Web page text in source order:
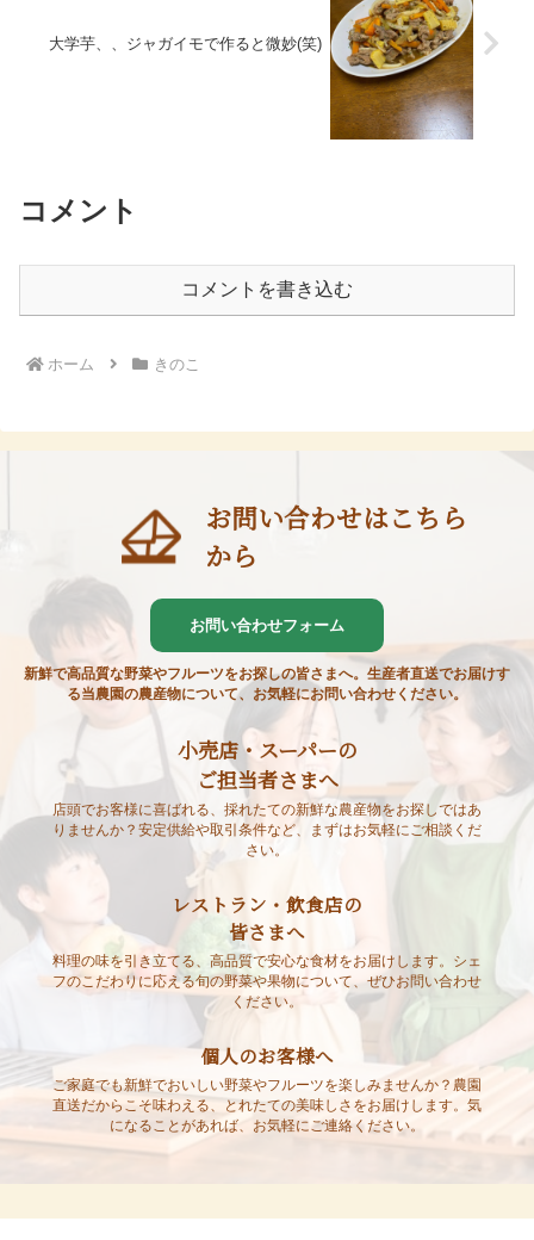
大学芋、、ジャガイモで作ると微妙(笑)
コメント
コメントを書き込む
ホーム きのこ
お問い合わせはこちら
から
お問い合わせフォーム
新鮮で高品質な野菜やフルーツをお探しの皆さまへ。生産者直送でお届けす
る当農園の農産物について、お気軽にお問い合わせください。
小売店・スーパーの
ご担当者さまへ
店頭でお客様に喜ばれる、採れたての新鮮な農産物をお探しではあ
りませんか？安定供給や取引条件など、まずはお気軽にご相談くだ
さい。
レストラン・飲食店の
皆さまへ
料理の味を引き立てる、高品質で安心な食材をお届けします。シェ
フのこだわりに応える旬の野菜や果物について、ぜひお問い合わせ
ください。
個人のお客様へ
ご家庭でも新鮮でおいしい野菜やフルーツを楽しみませんか？農園
直送だからこそ味わえる、とれたての美味しさをお届けします。気
になることがあれば、お気軽にご連絡ください。